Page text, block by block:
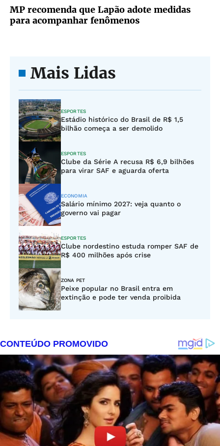
MP recomenda que Lapão adote medidas
para acompanhar fenômenos
Mais Lidas
ESPORTES
Estádio histórico do Brasil de R$ 1,5
bilhão começa a ser demolido
ESPORTES
Clube da Série A recusa R$ 6,9 bilhões
para virar SAF e aguarda oferta
ECONOMIA
Salário mínimo 2027: veja quanto o
governo vai pagar
ESPORTES
Clube nordestino estuda romper SAF de
R$ 400 milhões após crise
ZONA PET
Peixe popular no Brasil entra em
extinção e pode ter venda proibida